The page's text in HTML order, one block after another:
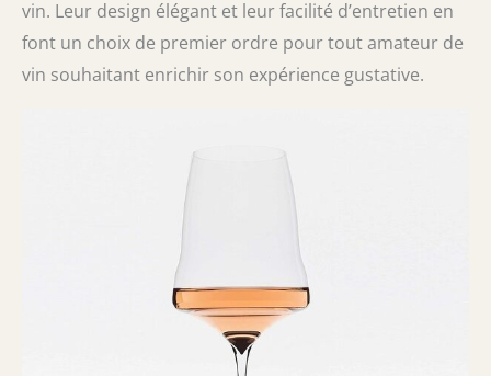
vin. Leur design élégant et leur facilité d’entretien en
font un choix de premier ordre pour tout amateur de
vin souhaitant enrichir son expérience gustative.